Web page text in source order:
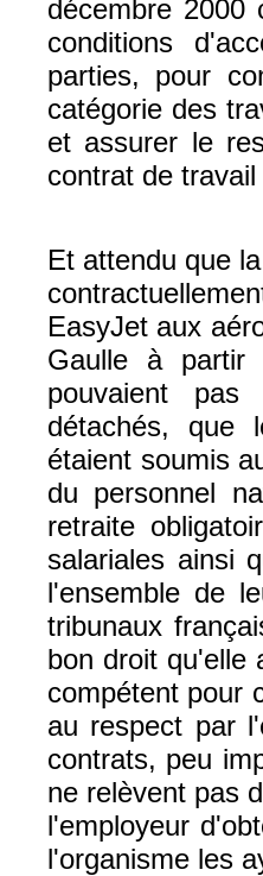
décembre 2000
conditions
parties, pour
catégorie des
et assurer le
contrat de travail
Et attendu que
EasyJet aux
Gaulle à partir
pouvaient pas
détachés, que
étaient soumis
du personnel
retraite
salariales ainsi
l'ensemble de
tribunaux
bon droit qu'elle
compétent pour
au respect par
contrats, peu
ne relèvent pas
l'employeur
l'organisme les